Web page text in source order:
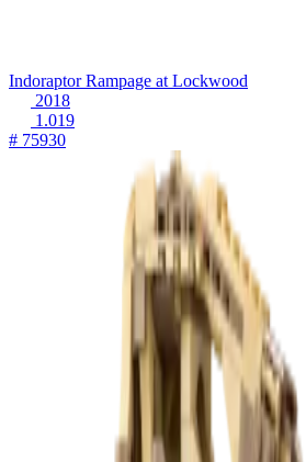
Indoraptor Rampage at Lockwood
2018
1.019
# 75930